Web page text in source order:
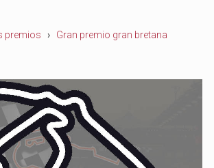
premios
Gran premio gran bretana